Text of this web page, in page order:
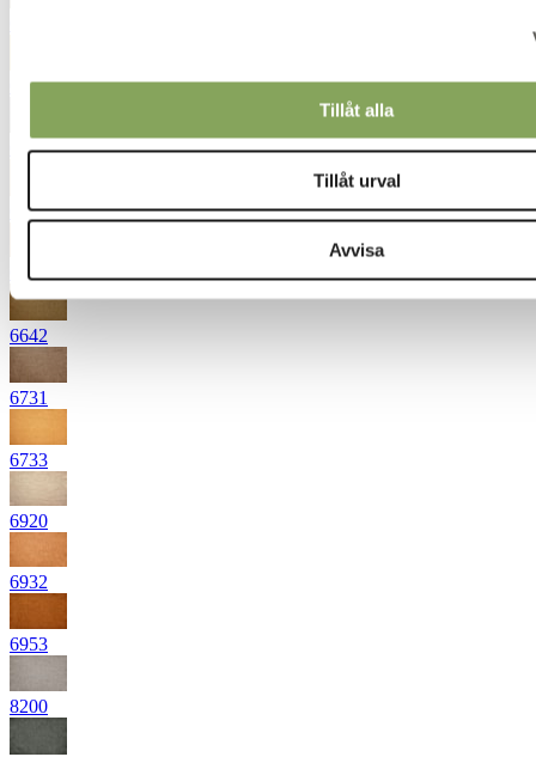
Tillåt alla
Tillåt urval
Avvisa
6527
6562
6612
6635
6642
6731
6733
6920
6932
6953
8200